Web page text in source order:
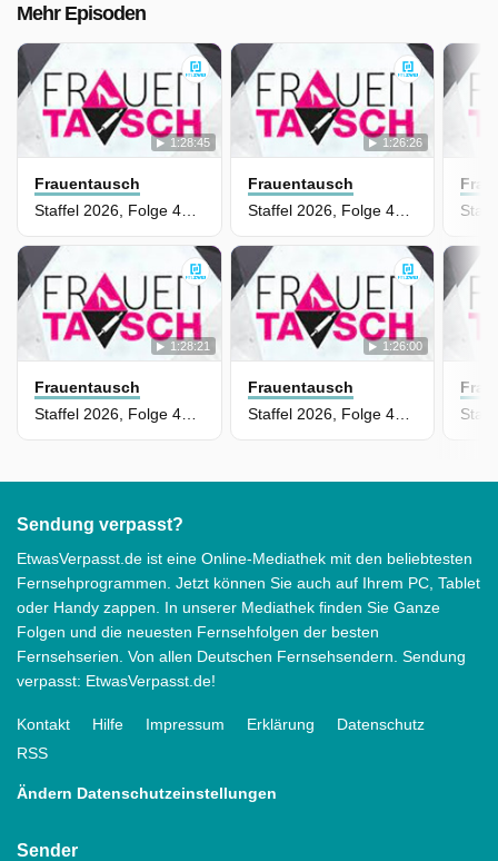
Mehr Episoden
1:28:45
Frauentausch
Staffel 2026, Folge 463 - Katja tauscht mit Franziska
1:26:26
Frauentausch
Staffel 2026, Folge 462 - Swante tauscht mit Jacqueline
1:28:21
Frauentausch
1:26:00
Frauentausch
Staffel 2026, Folge 459 - Lebe mein Leben Special
Sendung verpasst?
EtwasVerpasst.de ist eine Online-Mediathek mit den beliebtesten
Fernsehprogrammen. Jetzt können Sie auch auf Ihrem PC, Tablet
oder Handy zappen. In unserer Mediathek finden Sie Ganze
Folgen und die neuesten Fernsehfolgen der besten
Fernsehserien. Von allen Deutschen Fernsehsendern. Sendung
verpasst: EtwasVerpasst.de!
Kontakt Hilfe Impressum Erklärung
Datenschutz
RSS
Ändern Datenschutzeinstellungen
Sender